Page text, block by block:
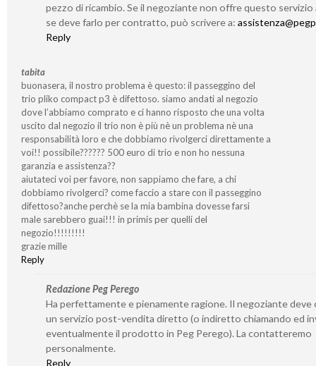
pezzo di ricambio. Se il negoziante non offre questo servizio
se deve farlo per contratto, può scrivere a:
Reply
tabita
buonasera, il nostro problema è questo: il passeggino del
trio pliko compact p3 è difettoso. siamo andati al negozio
dove l’abbiamo comprato e ci hanno risposto che una volta
uscito dal negozio il trio non è più nè un problema nè una
responsabilità loro e che dobbiamo rivolgerci direttamente a
voi!! possibile?????? 500 euro di trio e non ho nessuna
garanzia e assistenza??
aiutateci voi per favore, non sappiamo che fare, a chi
dobbiamo rivolgerci? come faccio a stare con il passeggino
difettoso?anche perchè se la mia bambina dovesse farsi
male sarebbero guai!!! in primis per quelli del
negozio!!!!!!!!!
grazie mille
Reply
Redazione Peg Perego
Ha perfettamente e pienamente ragione. Il negoziante deve
un servizio post-vendita diretto (o indiretto chiamando ed
eventualmente il prodotto in Peg Perego). La contatteremo
personalmente.
Reply